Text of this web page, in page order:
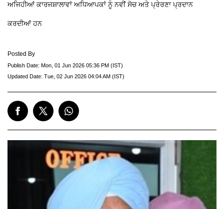
ਅਜਿਹੀਆਂ ਕਾਰਜਸ਼ਾਲਾਵਾਂ ਅਧਿਆਪਕਾਂ ਨੂੰ ਨਵੀਂ ਸੋਚ ਅਤੇ ਪ੍ਰੇਰਣਾ ਪ੍ਰਦਾਨ
ਕਰਦੀਆਂ ਹਨ
Posted By
Publish Date: Mon, 01 Jun 2026 05:36 PM (IST)
Updated Date: Tue, 02 Jun 2026 04:04 AM (IST)